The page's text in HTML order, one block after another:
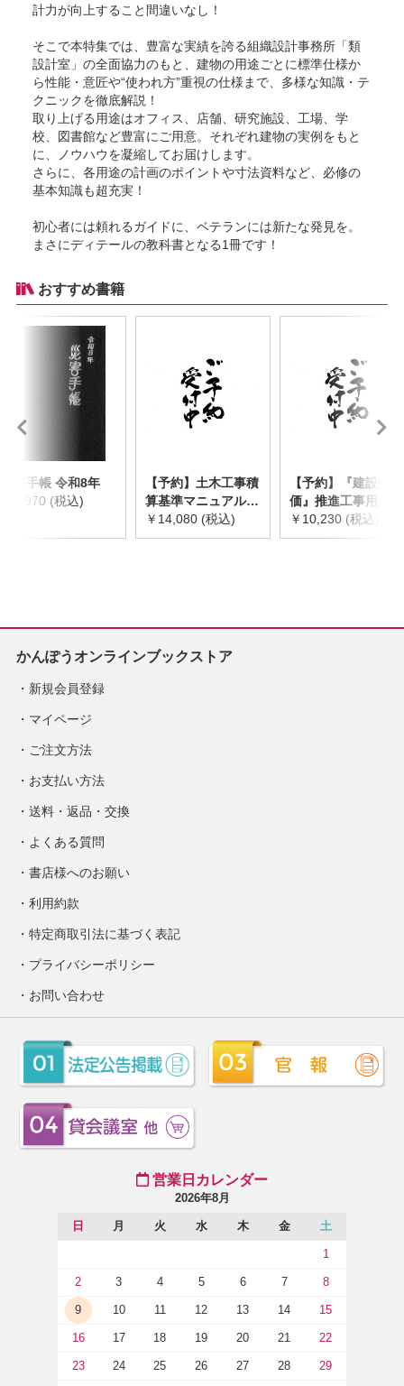
計力が向上すること間違いなし！
そこで本特集では、豊富な実績を誇る組織設計事務所「類
設計室」の全面協力のもと、建物の用途ごとに標準仕様か
ら性能・意匠や“使われ方”重視の仕様まで、多様な知識・テ
クニックを徹底解説！
取り上げる用途はオフィス、店舗、研究施設、工場、学
校、図書館など豊富にご用意。それぞれ建物の実例をもと
に、ノウハウを凝縮してお届けします。
さらに、各用途の計画のポイントや寸法資料など、必修の
基本知識も超充実！
初心者には頼れるガイドに、ベテランには新たな発見を。
まさにディテールの教科書となる1冊です！
おすすめ書籍
災害手帳 令和8年
￥2,970 (税込)
【予約】土木工事積
算基準マニュアル
令和8年度版
※2026年8月下旬発
￥14,080 (税込)
【予約】『建設物
価』推進工事用機械
器具等基礎価格表
2026年度版
￥10,230 (税込)
かんぽうオンラインブックストア
新規会員登録
マイページ
ご注文方法
お支払い方法
送料・返品・交換
よくある質問
書店様へのお願い
利用約款
特定商取引法に基づく表記
プライバシーポリシー
お問い合わせ
営業日カレンダー
2026年8月
日 月 火 水 木 金 土
1
2 3 4 5 6 7 8
9 10 11 12 13 14 15
16 17 18 19 20 21 22
23 24 25 26 27 28 29